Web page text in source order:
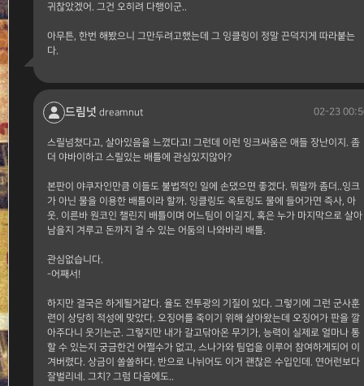
귀찮았겠어. 그건 오히려 다행이군..
아무튼, 한번 해봤으니 그만두려고했는데 그 잉클링이 정말 끈덕지게 따라붙는
다.
드림넛 dreamnut 02-23
스릴넘쳤다고, 살아있음을 느꼈다고! 그런데 이런 잉크싸움은 애들 장난이지. 좀
더 야바이하고 스릴있는 배틀에 관심있지않아?
본판이 야쿠자인만큼 이들도 불법적인 일에 손댔으면 좋겠다. 뭐랄까 좀더..잉크
가 아닌 물을 이용한 배틀이라 할까. 잉클링도 옥토링도 물에 들어가면 즉사, 아
웃. 이른바 원코인 챌린지 배틀이며 어느팀이 이길지, 혹은 누가 마지막으로 살아
남을지 겨루고 돈까지 걸 수 있는 어둠의 나와바리 배틀.
관심없습니다.
-어째서!
하지만 결국은 하게될거같다. 율도 전투광의 기질이 있다. 그렇기에 그런 군사훈
련이 상당히 적성에 맞았다. 오징어를 죽이기 위해 살아왔는데 오징어가 판을 깔
아주다니 웃기는군. 그렇지만 내가 갈고닦아온 무기가, 능력이 실제로 얼마나 통
할 수 있는지 궁금한건 어쩔수가 없고, 스나가와 팀업을 이루어 참여하게되어 이
겨버렸다. 상금이 쏠쏠하다. 반으로 나뉘어도 이거 괜찮은 수입인데. 연어런보다
잘벌리네. 그치? 그럼 다음에도..